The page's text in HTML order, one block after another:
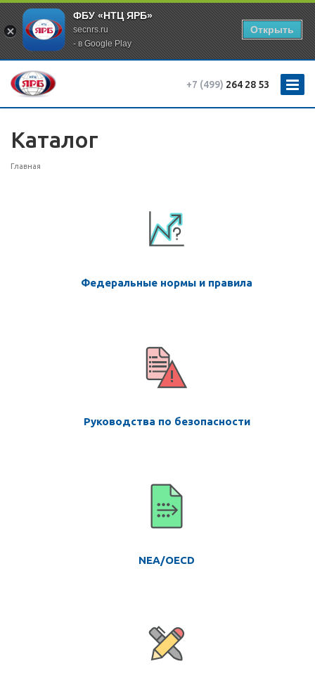
ФБУ «НТЦ ЯРБ»
secnrs.ru
- в Google Play
Открыть
+7 (499) 264 28 53
Каталог
Главная
Федеральные нормы и правила
Руководства по безопасности
NEA/OECD